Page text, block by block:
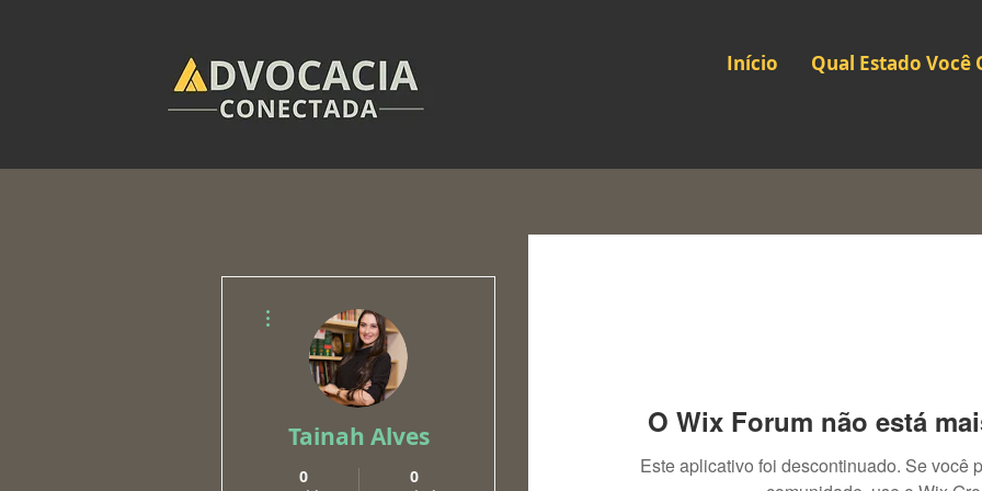
Início Qual Estado Você
O Wix Forum não está
Este aplicativo foi descontinuado. Se você
Tainah Alves
0 0